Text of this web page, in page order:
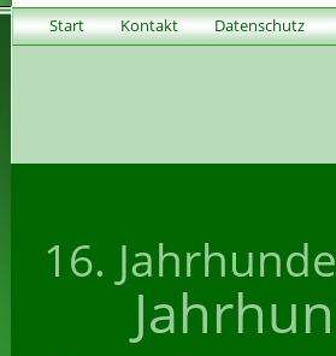
Start Kontakt Datenschutz
16.